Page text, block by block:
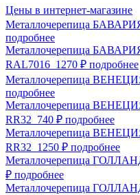
Цены в интернет-магазине
Металлочерепица
подробнее
Металлочерепица
RAL7016 1270 ₽ подробнее
Металлочерепица
подробнее
Металлочерепица
RR32 740 ₽ подробнее
Металлочерепица
RR32 1250 ₽ подробнее
Металлочерепица
₽ подробнее
Металлочерепица